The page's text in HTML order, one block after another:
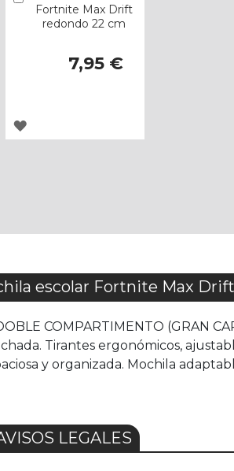
Fortnite Max Drift
redondo 22 cm
7,95 €
AGREGAR
escolar Fortnite Max Drift
COMPARTIMENTO (GRAN
Tirantes ergonómicos,
y organizada. Mochila
LEGALES